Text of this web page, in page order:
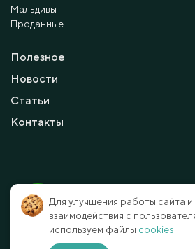
Мальдивы
Проданные
Полезное
Новости
Статьи
Контакты
официальный
Все права
Условия и политика конфиденциальности
Для улучшения работы сайта и
взаимодействия с
используем файлы cookies.